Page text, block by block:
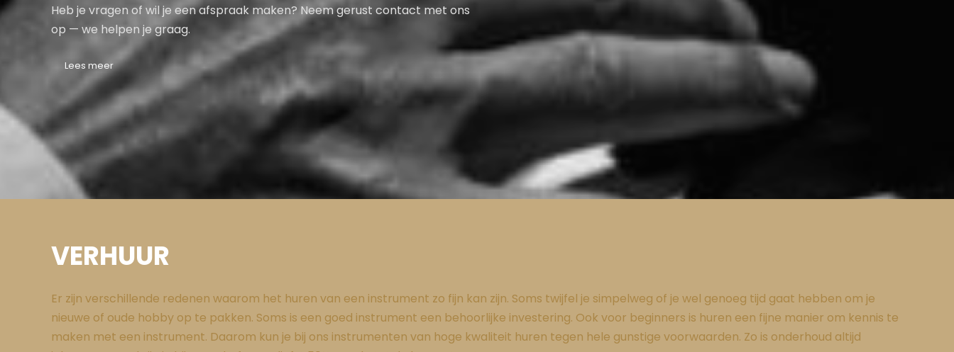
Heb je vragen of wil je een afspraak maken? Neem gerust contact met ons
op — we helpen je graag.
Lees meer
VERHUUR
Er zijn verschillende redenen waarom het huren van een instrument zo fijn kan zijn. Soms twijfel je simpelweg of je wel genoeg tijd gaat hebben om je
nieuwe of oude hobby op te pakken. Soms is een goed instrument een behoorlijke investering. Ook voor beginners is huren een fijne manier om kennis te
maken met een instrument. Daarom kun je bij ons instrumenten van hoge kwaliteit huren tegen hele gunstige voorwaarden. Zo is onderhoud altijd